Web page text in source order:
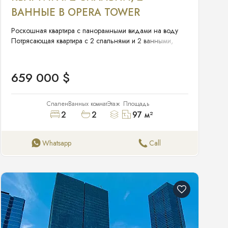
ВАННЫЕ В OPERA TOWER
Роскошная квартира с панорамными видами на воду
Потрясающая квартира с 2 спальнями и 2 ванными,
захватывающими видами на залив и горизонт города из
каждой комнаты. Пространство с открытой планировкой
и панорамными окнами от пола до потолка наполнено
естественным светом. Современная кухня оснащена
техникой премиум-класса и стильными столешницами.
кабинета. В здании Opera Tower есть бассейн, фитнес-
лучшими магазинами, ресторанами и развлечениями
Майами. Факты и особенности Интерьер Спальни и
ванные: 2 спальни, 2 ванные Отопление: Центральное
Охлаждение: Центральное кондиционирование
Бытовая техника: Посудомоечная машина, сушилка,
микроволновка, электрическая плита, холодильник,
659 000 $
Спален
2
Ванных комнат
2
Этаж Площадь
97 м²
Whatsapp Call